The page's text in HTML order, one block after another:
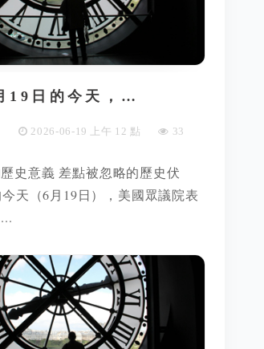
19日的今天，…
2026-06-19 上午 12 點 33
史意義 差點被忽略的歷史伏
天（6月19日），美國眾議院表